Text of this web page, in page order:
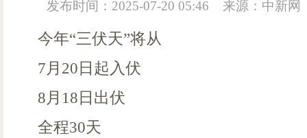
发布时间：2025-07-20 05:46 来源：中新网
今年“三伏天”将从
7月20日起入伏
8月18日出伏
全程30天